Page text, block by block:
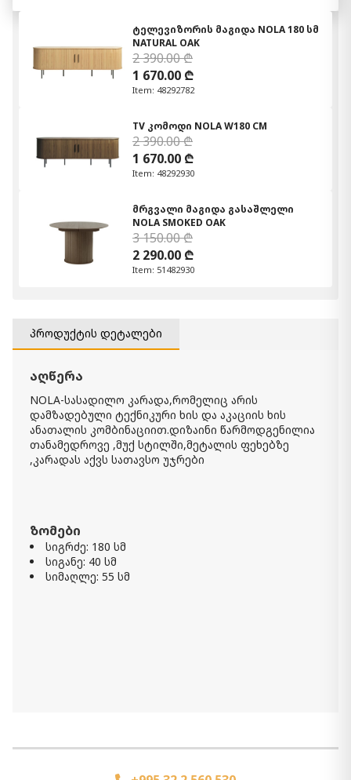
ტელევიზორის მაგიდა NOLA 180 სმ
NATURAL OAK
2 390.00 ₾
1 670.00 ₾
Item: 48292782
TV კომოდი NOLA W180 CM
2 390.00 ₾
1 670.00 ₾
Item: 48292930
მრგვალი მაგიდა გასაშლელი
NOLA SMOKED OAK
3 150.00 ₾
2 290.00 ₾
Item: 51482930
პროდუქტის დეტალები
აღწერა
NOLA-სასადილო კარადა,რომელიც არის
დამზადებული ტექნიკური ხის და აკაციის ხის
ანათალის კომბინაციით.დიზაინი წარმოდგენილია
თანამედროვე ,მუქ სტილში,მეტალის ფეხებზე
,კარადას აქვს სათავსო უჯრები
ზომები
სიგრძე: 180 სმ
სიგანე: 40 სმ
სიმაღლე: 55 სმ